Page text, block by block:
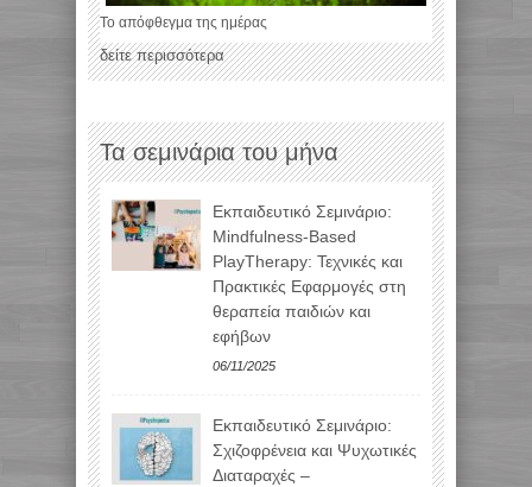
Το απόφθεγμα της ημέρας
δείτε περισσότερα
Τα σεμινάρια του μήνα
Εκπαιδευτικό Σεμινάριο:
Mindfulness-Based
PlayTherapy: Τεχνικές και
Πρακτικές Εφαρμογές στη
θεραπεία παιδιών και
εφήβων
06/11/2025
Εκπαιδευτικό Σεμινάριο:
Σχιζοφρένεια και Ψυχωτικές
Διαταραχές –